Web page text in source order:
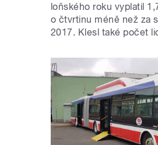
loňského roku vyplatil
o čtvrtinu méně než za
2017. Klesl také počet